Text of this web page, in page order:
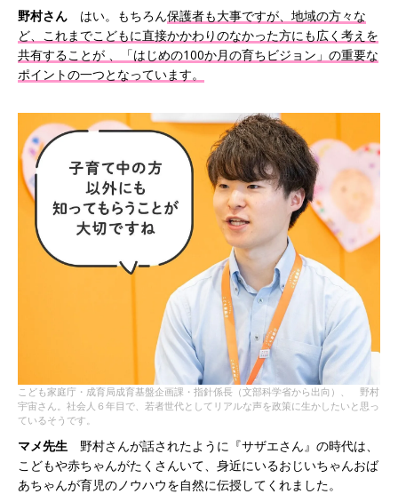
野村さん はい。もちろん保護者も大事ですが、地域の方々な
ど、これまでこどもに直接かかわりのなかった方にも広く考えを
共有することが 、「はじめの100か月の育ちビジョン」の重要な
ポイントの一つとなっています。
こども家庭庁・成育局成育基盤企画課・指針係長（文部科学省から出向）、 野村
宇宙さん。社会人６年目で、若者世代としてリアルな声を政策に生かしたいと思っ
ているそうです。
マメ先生 野村さんが話されたように『サザエさん』の時代は、
こどもや赤ちゃんがたくさんいて、身近にいるおじいちゃんおば
あちゃんが育児のノウハウを自然に伝授してくれました。